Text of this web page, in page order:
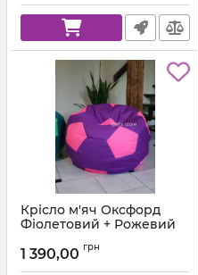
Крісло м'яч Оксфорд
Фіолетовий + Рожевий
1 390,00 грн